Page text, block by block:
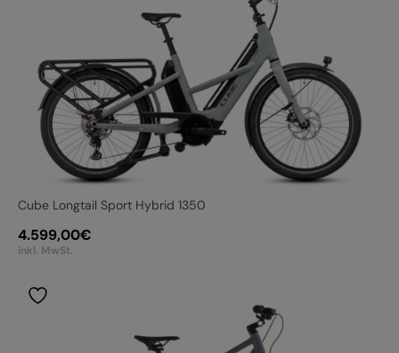
Cube Longtail Sport Hybrid 1350
4.599,00€
inkl. MwSt.